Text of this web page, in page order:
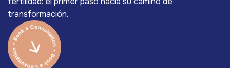
transformación.